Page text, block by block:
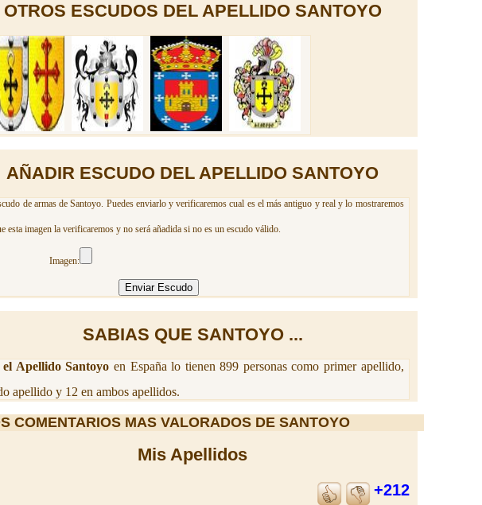
OTROS ESCUDOS DEL APELLIDO SANTOYO
AÑADIR ESCUDO DEL APELLIDO SANTOYO
de armas de Santoyo. Puedes enviarlo y verificaremos cual es el más antiguo y real y lo mostraremos
esta imagen la verificaremos y no será añadida si no es un escudo válido.
Imagen:
SABIAS QUE SANTOYO ...
el Apellido Santoyo en España lo tienen 899 personas como primer apellido,
apellido y 12 en ambos apellidos.
COMENTARIOS MAS VALORADOS DE SANTOYO
Mis Apellidos
+212